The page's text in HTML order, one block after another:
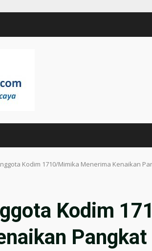
Kodim 1710/Mimika Menerima Kenaikan
Kodim